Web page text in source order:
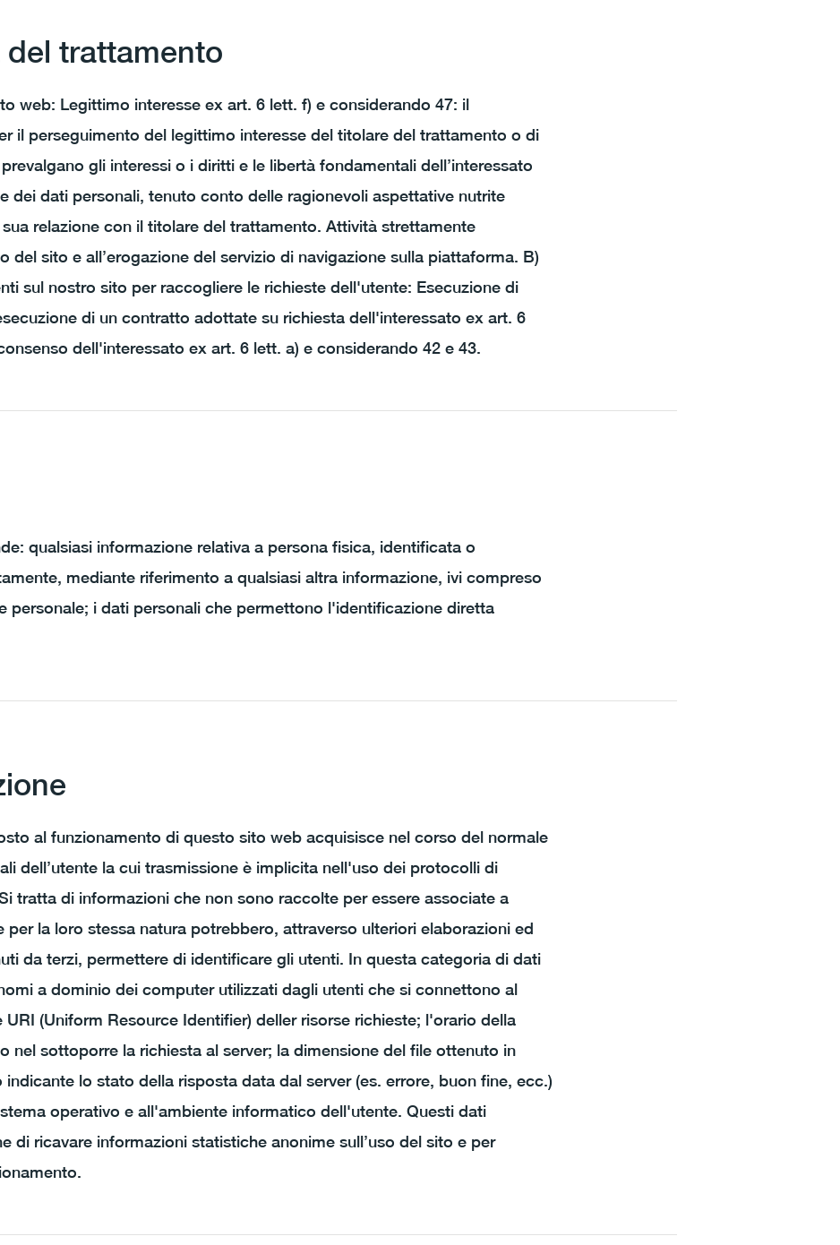
trattamento
web: Legittimo interesse ex art. 6 lett. f) e considerando 47: il
il perseguimento del legittimo interesse del titolare del trattamento o di
gli interessi o i diritti e le libertà fondamentali dell’interessato
dei dati personali, tenuto conto delle ragionevoli aspettative nutrite
sua relazione con il titolare del trattamento. Attività strettamente
del sito e all’erogazione del servizio di navigazione sulla piattaforma. B)
sul nostro sito per raccogliere le richieste dell'utente: Esecuzione di
di un contratto adottate su richiesta dell'interessato ex art. 6
dell'interessato ex art. 6 lett. a) e considerando 42 e 43.
qualsiasi informazione relativa a persona fisica, identificata o
mediante riferimento a qualsiasi altra informazione, ivi compreso
personale; i dati personali che permettono l'identificazione diretta
al funzionamento di questo sito web acquisisce nel corso del normale
dell’utente la cui trasmissione è implicita nell'uso dei protocolli di
tratta di informazioni che non sono raccolte per essere associate a
per la loro stessa natura potrebbero, attraverso ulteriori elaborazioni ed
da terzi, permettere di identificare gli utenti. In questa categoria di dati
a dominio dei computer utilizzati dagli utenti che si connettono al
(Uniform Resource Identifier) deller risorse richieste; l'orario della
nel sottoporre la richiesta al server; la dimensione del file ottenuto in
lo stato della risposta data dal server (es. errore, buon fine, ecc.)
operativo e all'ambiente informatico dell'utente. Questi dati
di ricavare informazioni statistiche anonime sull’uso del sito e per